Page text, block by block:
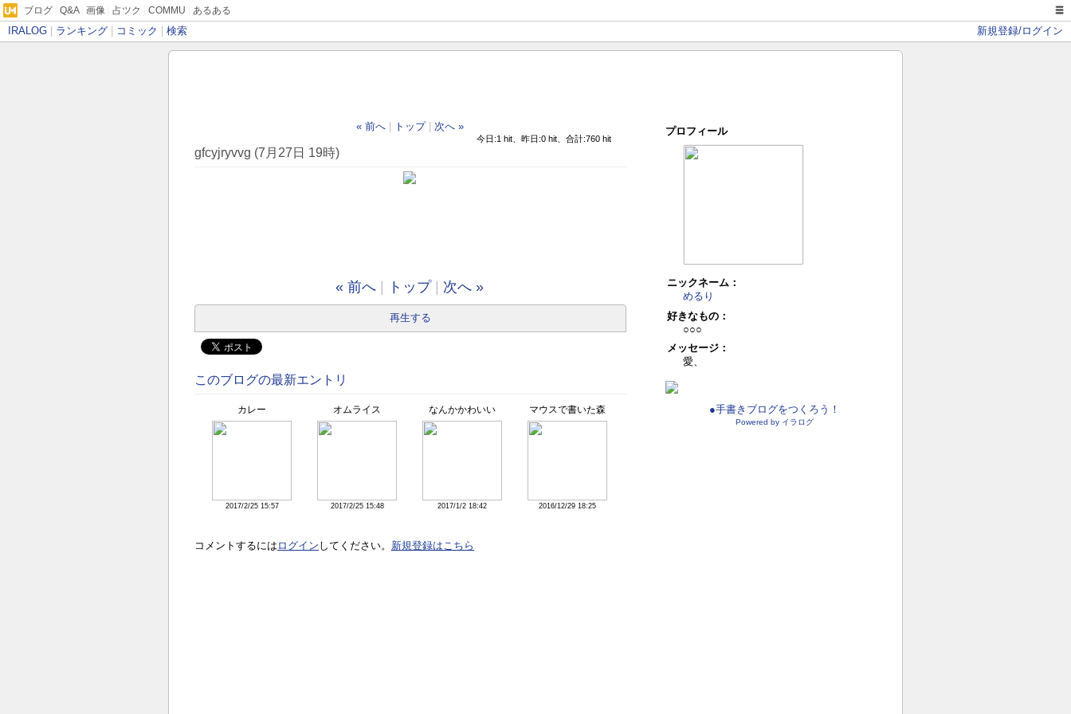
ブログ Q&A| 画像 占ツク COMMU あるある
IRALOG ランキング コミック 検索 新規登録/ログイン
« 前へ トップ 次へ »
今日:1 hit、昨日:0 hit、合計:760 hit
gfcyjryvvg (7月27日 19時)
« 前へ トップ 次へ »
再生する
このブログの最新エントリ
カレー
2017/2/25 15:57
オムライス
2017/2/25 15:48
なんかかわいい
2017/1/2 18:42
マウスで書いた森
2016/12/29 18:25
コメントするには ログイン してください。 新規登録はこちら
プロフィール
ニックネーム：
めるり
好きなもの：
○○○
メッセージ：
愛、
●手書きブログをつくろう！
Powered by イラログ